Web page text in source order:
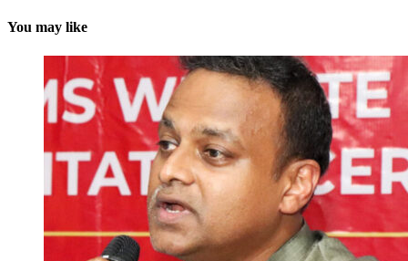
You may like